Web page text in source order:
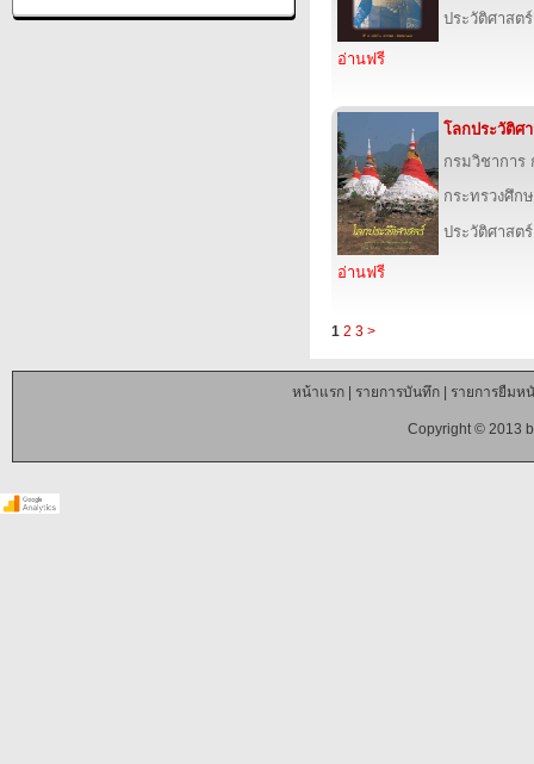
ประวัติศาสต
อ่านฟรี
โลกประวัติศ
กรมวิชาการ
กระทรวงศึก
ประวัติศาสต
อ่านฟรี
1 2 3 >
หน้าแรก| รายการบันทึก| รายการยืมห
Copyright © 2013